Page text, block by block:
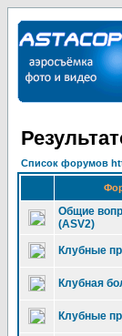
Список форумов
Общие
(ASV2)
Клубные
Клубная
Клубные